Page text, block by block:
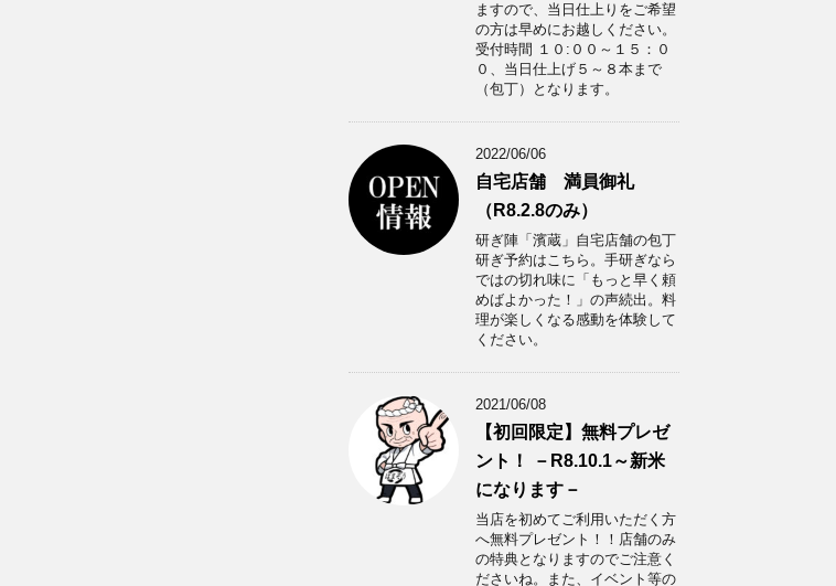
ますので、当日仕上りをご希望
の方は早めにお越しください。
受付時間 １０:００～１５：０
０、当日仕上げ５～８本まで
（包丁）となります。
2022/06/06
自宅店舗 満員御礼
（R8.2.8のみ）
研ぎ陣「濱蔵」自宅店舗の包丁
研ぎ予約はこちら。手研ぎなら
ではの切れ味に「もっと早く頼
めばよかった！」の声続出。料
理が楽しくなる感動を体験して
ください。
2021/06/08
【初回限定】無料プレゼ
ント！ －R8.10.1～新米
になります－
当店を初めてご利用いただく方
へ無料プレゼント！！店舗のみ
の特典となりますのでご注意く
ださいね。また、イベント等の